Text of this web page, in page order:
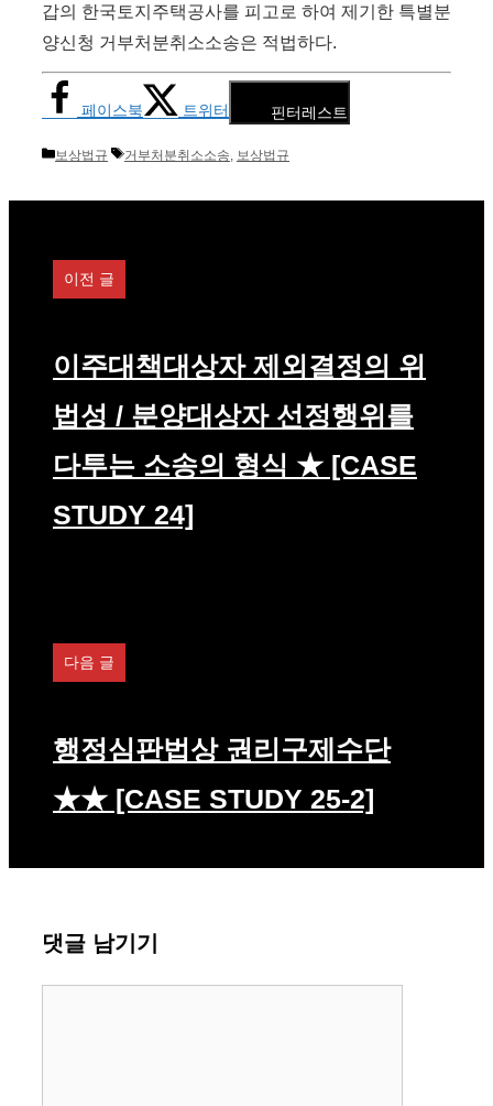
갑의 한국토지주택공사를 피고로 하여 제기한 특별분
양신청 거부처분취소소송은 적법하다.
페이스북 트위터 핀터레스트
카
고
보상법규
태
거부처분취소소송 보상법규
이전 글
이주대책대상자 제외결정의 위
법성 / 분양대상자 선정행위를
다투는 소송의 형식 ★ [CASE
STUDY 24]
다음 글
행정심판법상 권리구제수단
★★ [CASE STUDY 25-2]
댓글 남기기